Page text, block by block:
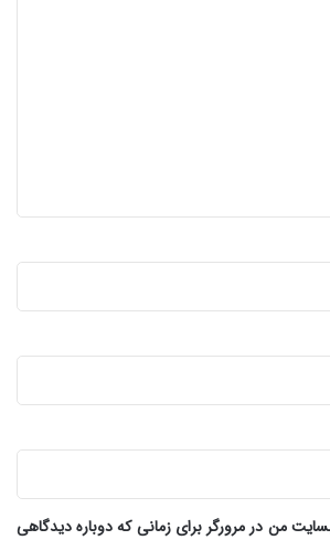
من در مرورگر برای زمانی که دوباره دیدگاهی